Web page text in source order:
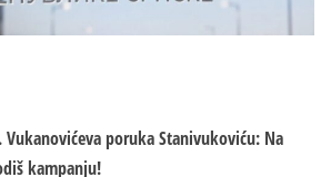
Vukanovićeva poruka Stanivukoviću: Na
kampanju!